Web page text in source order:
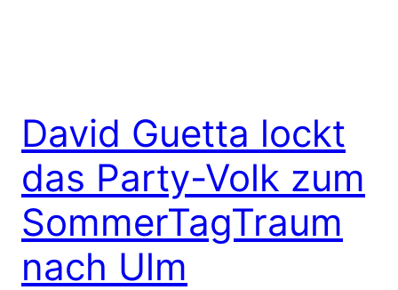
David Guetta lockt
das Party-Volk zum
SommerTagTraum
nach Ulm